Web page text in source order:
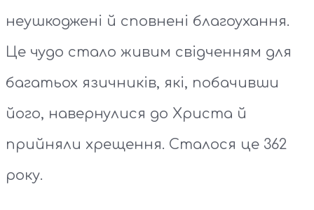
неушкоджені й сповнені благоухання.
Це чудо стало живим свідченням для
багатьох язичників, які, побачивши
його, навернулися до Христа й
прийняли хрещення. Сталося це 362
року.